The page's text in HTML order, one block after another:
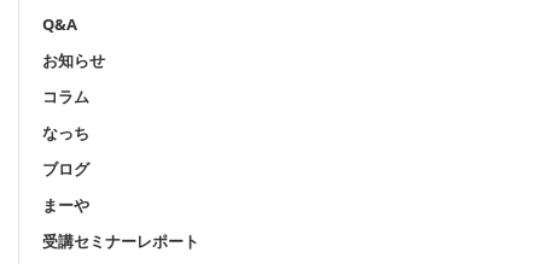
Q&A
お知らせ
コラム
なっち
ブログ
まーや
受講セミナーレポート